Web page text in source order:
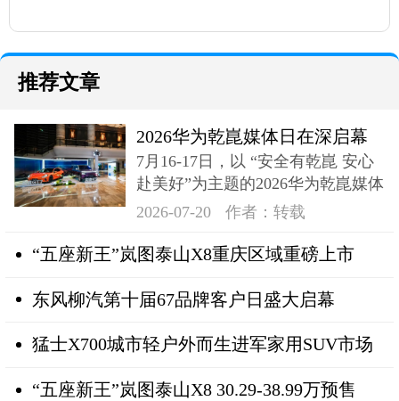
推荐文章
2026华为乾崑媒体日在深启幕
奕境X9登场
7月16-17日，以 “安全有乾崑 安心
赴美好”为主题的2026华为乾崑媒体
日在深成功举办
2026-07-20 作者：转载
“五座新王”岚图泰山X8重庆区域重磅上市
东风柳汽第十届67品牌客户日盛大启幕
猛士X700城市轻户外而生进军家用SUV市场
“五座新王”岚图泰山X8 30.29-38.99万预售